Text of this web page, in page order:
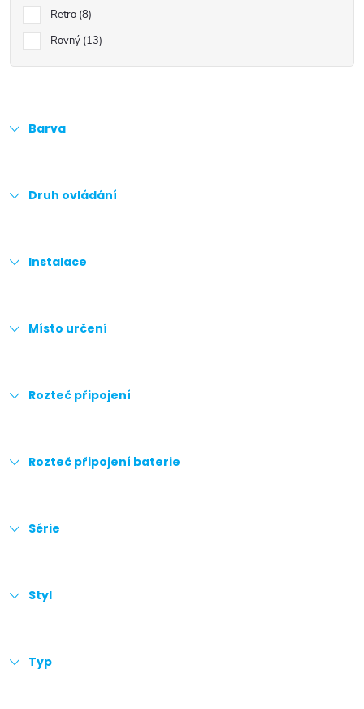
Retro 8
Rovný 13
Barva
Druh ovládání
Instalace
Místo určení
Rozteč připojení
Rozteč připojení baterie
Série
Styl
Typ